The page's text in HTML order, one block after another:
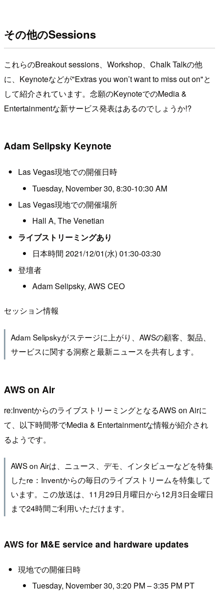
その他のSessions
これらのBreakout sessions、Workshop、Chalk Talkの他
に、Keynoteなどが"Extras you won’t want to miss out on"と
して紹介されています。念願のKeynoteでのMedia &
Entertainmentな新サービス発表はあるのでしょうか!?
Adam Selipsky Keynote
Las Vegas現地での開催日時
Tuesday, November 30, 8:30-10:30 AM
Las Vegas現地での開催場所
Hall A, The Venetian
ライブストリーミングあり
日本時間 2021/12/01(水) 01:30-03:30
登壇者
Adam Selipsky, AWS CEO
セッション情報
Adam Selipskyがステージに上がり、AWSの顧客、製品、
サービスに関する洞察と最新ニュースを共有します。
AWS on Air
re:InventからのライブストリーミングとなるAWS on Airに
て、以下時間帯でMedia & Entertainmentな情報が紹介され
るようです。
AWS on Airは、ニュース、デモ、インタビューなどを特集
したre：Inventからの毎日のライブストリームを特集して
います。この放送は、11月29日月曜日から12月3日金曜日
まで24時間ご利用いただけます。
AWS for M&E service and hardware updates
現地での開催日時
Tuesday, November 30, 3:20 PM – 3:35 PM PT